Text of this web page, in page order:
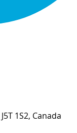
1S2, Canada